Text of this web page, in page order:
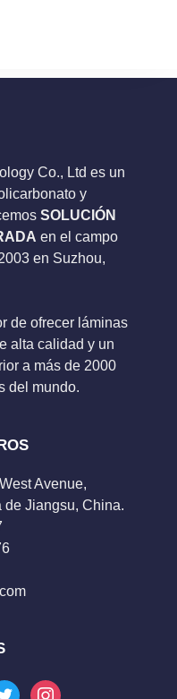
Co., Ltd es un
y
SOLUCIÓN
en el campo
en Suzhou,
de ofrecer láminas
alta calidad y un
a más de 2000
del mundo.
Avenue,
Jiangsu, China.
instagram